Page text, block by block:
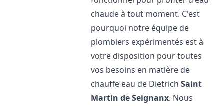
chaude à tout moment. C'est
pourquoi notre équipe de
plombiers expérimentés est à
votre disposition pour toutes
vos besoins en matière de
chauffe eau de DietrichSaint
Martin de Seignanx. Nous